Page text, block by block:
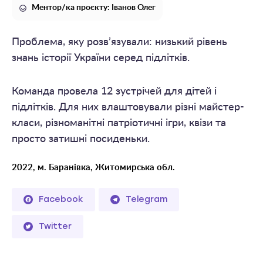
Ментор/ка проєкту: Іванов Олег
Проблема, яку розв’язували: низький рівень
знань історії України серед підлітків.
Команда провела 12 зустрічей для дітей і
підлітків. Для них влаштовували різні майстер-
класи, різноманітні патріотичні ігри, квізи та
просто затишні посиденьки.
2022, м. Баранівка, Житомирська обл.
Facebook Telegram
Twitter